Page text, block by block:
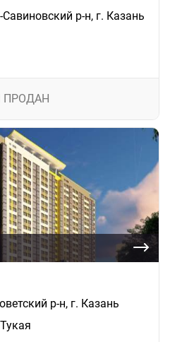
р-н, г. Казань
р-н, г. Казань